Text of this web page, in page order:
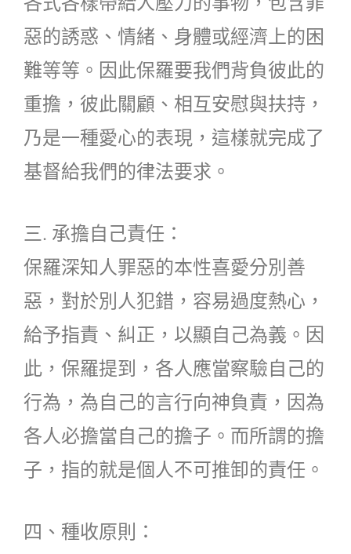
惡的誘惑、情緒、身體或經濟上的困
難等等。因此保羅要我們背負彼此的
重擔，彼此關顧、相互安慰與扶持，
乃是一種愛心的表現，這樣就完成了
基督給我們的律法要求。
三. 承擔自己責任：
保羅深知人罪惡的本性喜愛分別善
惡，對於別人犯錯，容易過度熱心，
給予指責、糾正，以顯自己為義。因
此，保羅提到，各人應當察驗自己的
行為，為自己的言行向神負責，因為
各人必擔當自己的擔子。而所謂的擔
子，指的就是個人不可推卸的責任。
四、種收原則：